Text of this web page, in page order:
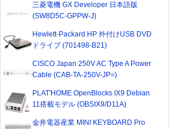
三菱電機 GX Developer 日本語版
(SW8D5C-GPPW-J)
Hewlett-Packard HP 外付けUSB DVD
ドライブ (701498-B21)
CISCO Japan 250V AC Type A Power
Cable (CAB-TA-250V-JP=)
PLAT'HOME OpenBlocks IX9 Debian
11搭載モデル (OBSIX9/D11A)
金井電器産業 MINI KEYBOARD Pro